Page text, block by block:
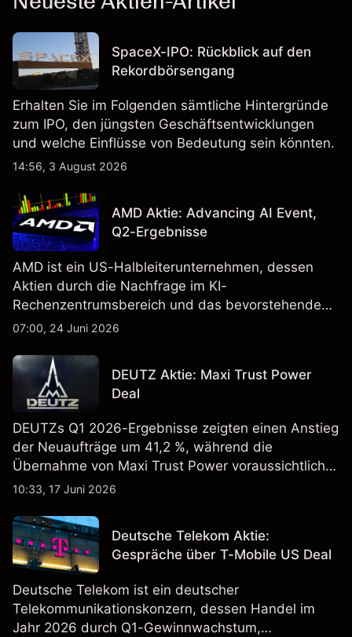
SpaceX-IPO: Rückblick auf den
Rekordbörsengang
Erhalten Sie im Folgenden sämtliche Hintergründe
zum IPO, den jüngsten Geschäftsentwicklungen
und welche Einflüsse von Bedeutung sein könnten.
14:56, 3 August 2026
AMD Aktie: Advancing AI Event,
Q2-Ergebnisse
AMD ist ein US-Halbleiterunternehmen, dessen
Aktien durch die Nachfrage im KI-
Rechenzentrumsbereich und das bevorstehende
„Advancing AI 2026"-Event im Juli Aufmerksamkeit
Vergangenheit ist kein verlässlicher Indikator für
zukünftige Ergebnisse.
07:00, 24 Juni 2026
DEUTZ Aktie: Maxi Trust Power
Deal
DEUTZs Q1 2026-Ergebnisse zeigten einen Anstieg
der Neuaufträge um 41,2 %, während die
Übernahme von Maxi Trust Power voraussichtlich
40 Mio. € zum Umsatz von DEUTZ Energy
Vergangenheit ist kein verlässlicher Indikator für
zukünftige Ergebnisse.
10:33, 17 Juni 2026
Deutsche Telekom Aktie:
Gespräche über T-Mobile US Deal
Deutsche Telekom ist ein deutscher
Telekommunikationskonzern, dessen Handel im
Jahr 2026 durch Q1-Gewinnwachstum,